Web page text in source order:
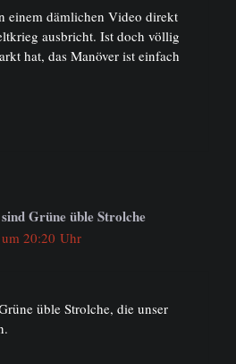
einem dämlichen Video direkt
ausbricht. Ist doch völlig
hat, das Manöver ist einfach
Grüne üble Strolche
20:20 Uhr
üble Strolche, die unser